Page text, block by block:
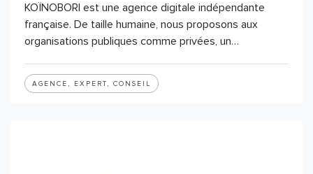
KOÏNOBORI est une agence digitale indépendante
française. De taille humaine, nous proposons aux
organisations publiques comme privées, un…
AGENCE, EXPERT, CONSEIL